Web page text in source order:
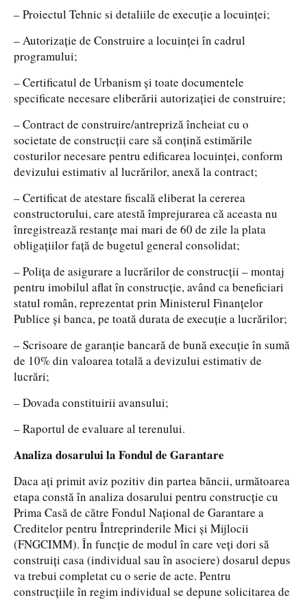
– Proiectul Tehnic si detaliile de execuție a locuinței;
– Autorizație de Construire a locuinței în cadrul
programului;
– Certificatul de Urbanism și toate documentele
specificate necesare eliberării autorizației de construire;
– Contract de construire/antrepriză încheiat cu o
societate de construcții care să conțină estimările
costurilor necesare pentru edificarea locuinței, conform
devizului estimativ al lucrărilor, anexă la contract;
– Certificat de atestare fiscală eliberat la cererea
constructorului, care atestă împrejurarea că aceasta nu
înregistrează restanțe mai mari de 60 de zile la plata
obligațiilor față de bugetul general consolidat;
– Polița de asigurare a lucrărilor de construcții – montaj
pentru imobilul aflat în construcție, având ca beneficiari
statul român, reprezentat prin Ministerul Finanțelor
Publice și banca, pe toată durata de execuție a lucrărilor;
– Scrisoare de garanție bancară de bună execuție în sumă
de 10% din valoarea totală a devizului estimativ de
lucrări;
– Dovada constituirii avansului;
– Raportul de evaluare al terenului.
Analiza dosarului la Fondul de Garantare
Daca ați primit aviz pozitiv din partea băncii, următoarea
etapa constă în analiza dosarului pentru construcție cu
Prima Casă de către Fondul Național de Garantare a
Creditelor pentru Întreprinderile Mici și Mijlocii
(FNGCIMM). În funcție de modul în care veți dori să
construiți casa (individual sau în asociere) dosarul depus
va trebui completat cu o serie de acte. Pentru
construcțiile în regim individual se depune solicitarea de